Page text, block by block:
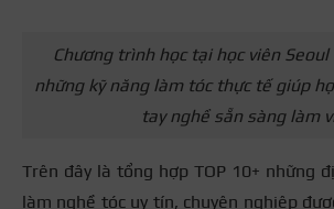
Chương trình học tại học viên
những kỹ năng làm tóc thực tế giúp
tay nghề sẵn sàng làm
Trên đây là tổng hợp TOP 10+ những
làm nghề tóc uy tín, chuyên nghiệp